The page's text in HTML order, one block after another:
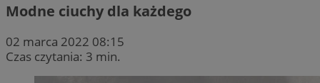
Modne ciuchy dla każdego
02 marca 2022 08:15
Czas czytania: 3 min.